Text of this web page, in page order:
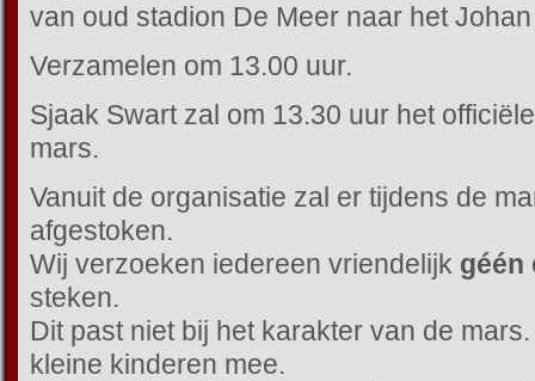
van oud stadion De Meer naar het
Verzamelen om 13.00 uur.
Sjaak Swart zal om 13.30 uur het
mars.
Vanuit de organisatie zal er tijdens de
afgestoken.
Wij verzoeken iedereen vriendelijk géén
steken.
Dit past niet bij het karakter van de
kleine kinderen mee.